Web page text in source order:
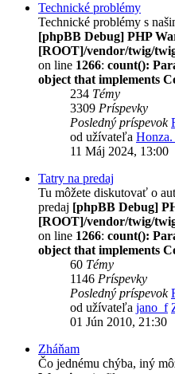
Technické problémy
Technické problémy s
[phpBB Debug] PHP
[ROOT]/vendor/twig/
on line 1266: count():
object that implements
234 Témy
3309 Príspevky
Posledný príspevok
od užívateľa Honza.
11 Máj 2024, 13:00
Tatry na predaj
Tu môžete diskutovať o
predaj [phpBB Debug]
[ROOT]/vendor/twig/
on line 1266: count():
object that implements
60 Témy
1146 Príspevky
Posledný príspevok
od užívateľa jano_f
01 Jún 2010, 21:30
Zháňam
Čo jednému chýba, iný